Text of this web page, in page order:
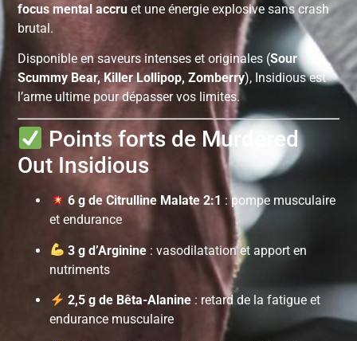
focus mental accru et une énergie explosive sans crash
brutal.
Disponible en saveurs intenses et originales (Sour
Scummy Bear, Killer Lollipop, Zomberry), Insidious est
l’arme ultime pour dépasser vos limites.
Points forts de Murdered
Out Insidious
6 g de Citrulline Malate 2:1 : pompe musculaire
et endurance
3 g d’Arginine: vasodilatation et apport en
nutriments
2,5 g de Bêta-Alanine: retard de la fatigue et
endurance musculaire